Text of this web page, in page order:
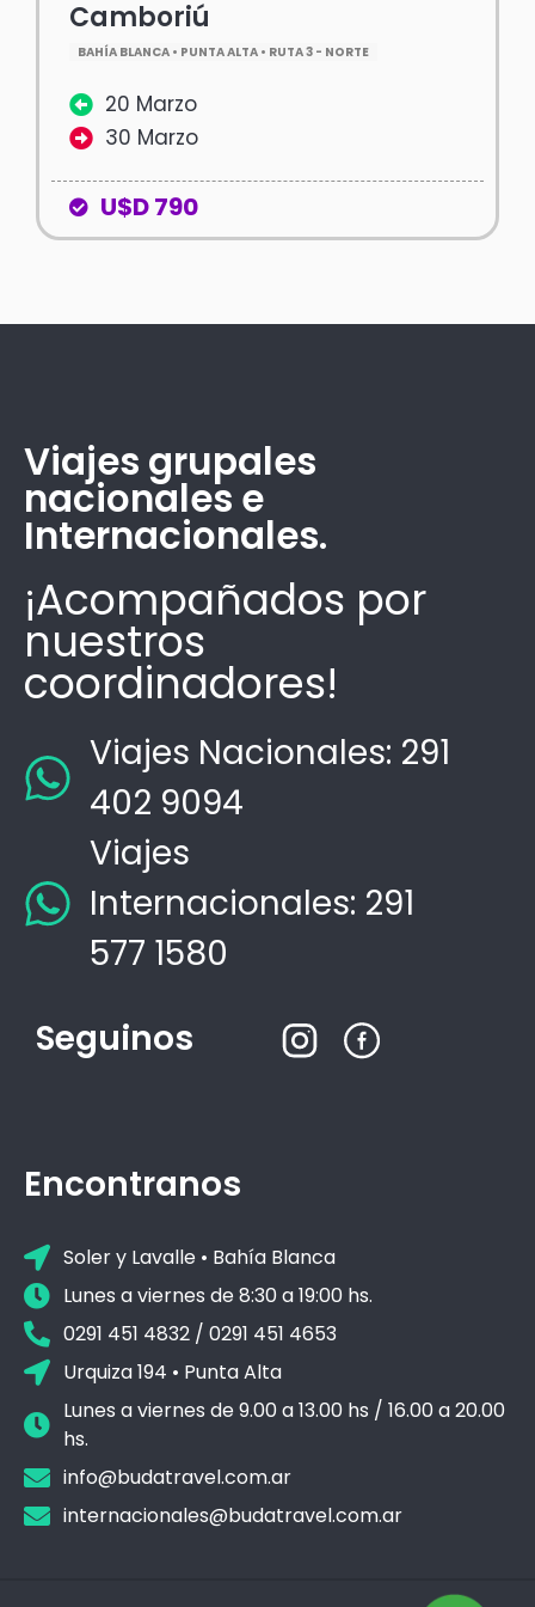
Camboriú
BAHÍA BLANCA • PUNTA ALTA • RUTA 3 - NORTE
20 Marzo
30 Marzo
U$D 790
Viajes grupales
nacionales e
Internacionales.
¡Acompañados por
nuestros
coordinadores!
Viajes Nacionales: 291
402 9094
Viajes
Internacionales: 291
577 1580
Seguinos
Encontranos
Soler y Lavalle • Bahía Blanca
Lunes a viernes de 8:30 a 19:00 hs.
0291 451 4832 / 0291 451 4653
Urquiza 194 • Punta Alta
Lunes a viernes de 9.00 a 13.00 hs / 16.00 a 20.00
hs.
info@budatravel.com.ar
internacionales@budatravel.com.ar